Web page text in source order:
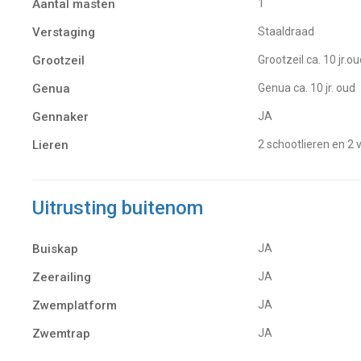
Aantal masten 1
Verstaging Staaldraad
Grootzeil Grootzeil ca. 10
Genua Genua ca. 10 jr. oud
Gennaker JA
Lieren 2 schootlieren en 2
Uitrusting buitenom
Buiskap JA
Zeerailing JA
Zwemplatform JA
Zwemtrap JA